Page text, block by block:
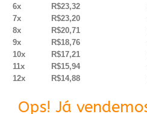
6x
R$23,32
7x
R$23,20
8x
R$20,71
9x
R$18,76
10x
R$17,21
11x
R$15,94
12x
R$14,88
Ops! Já